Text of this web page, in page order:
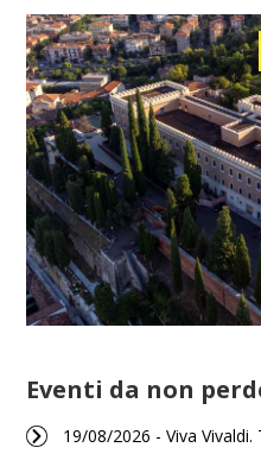
Eventi da non
19/08/2026 - Viva Vivaldi.